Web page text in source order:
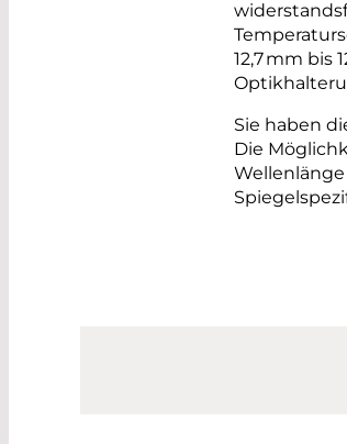
12,7 mm bis
Sie haben
Die